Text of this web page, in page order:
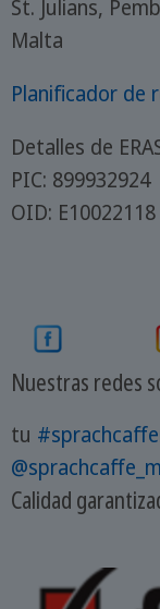
St. Julians,
Malta
Planificador de
Detalles de
PIC: 899932924
OID: E10022118
Nuestras redes
tu
Calidad